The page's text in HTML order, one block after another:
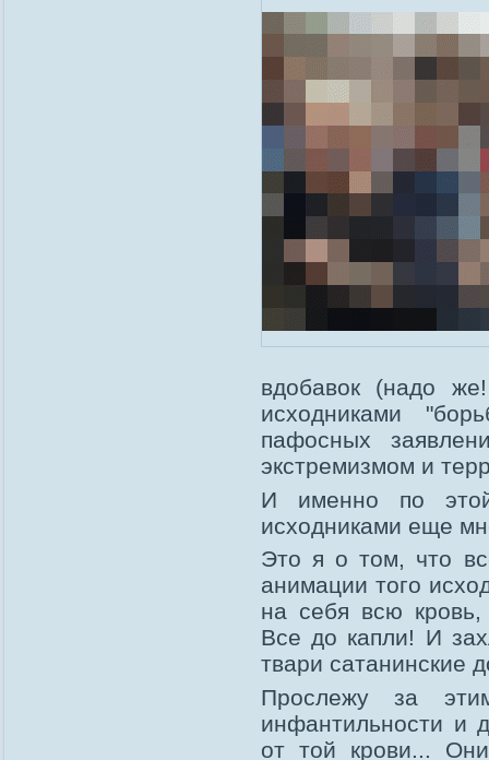
вдобавок (надо
исходниками
пафосных
экстремизмом и
И именно по
исходниками еще
Это я о том, что
анимации того
на себя всю кровь,
Все до капли! И
твари сатанинские
Прослежу за
инфантильности и
от той крови...